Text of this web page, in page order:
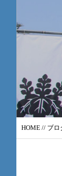
HOME // ブロ